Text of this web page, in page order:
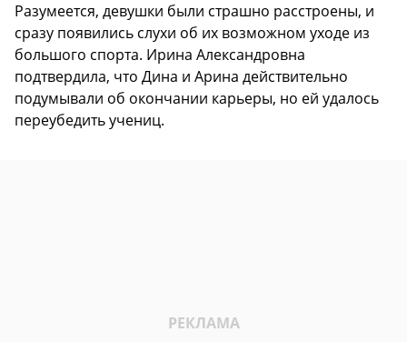
Разумеется, девушки были страшно расстроены, и
сразу появились слухи об их возможном уходе из
большого спорта. Ирина Александровна
подтвердила, что Дина и Арина действительно
подумывали об окончании карьеры, но ей удалось
переубедить учениц.